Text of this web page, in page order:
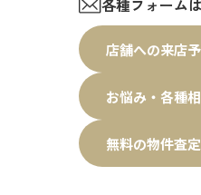
各種フォーム
店舗への来店
お悩み・各種
無料の物件査定